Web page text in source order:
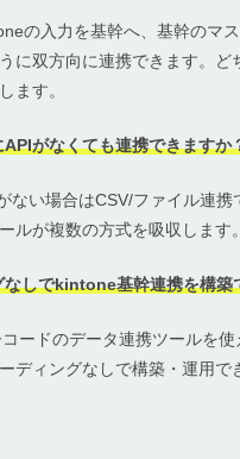
の入力を基幹へ、基幹のマ
に双方向に連携できます。ど
ます。
がなくても連携できますか
ない場合はCSV/ファイル連携
ルが複数の方式を吸収します。
なしでkintone基幹連携を構築
ードのデータ連携ツールを
ディングなしで構築・運用で